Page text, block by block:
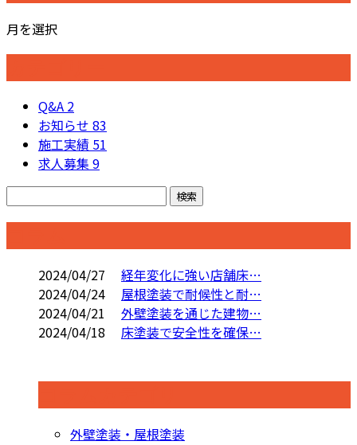
月を選択
Q&A 2
お知らせ 83
施工実績 51
求人募集 9
2024/04/27
経年変化に強い店舗床…
2024/04/24
屋根塗装で耐候性と耐…
2024/04/21
外壁塗装を通じた建物…
2024/04/18
床塗装で安全性を確保…
外壁塗装・屋根塗装